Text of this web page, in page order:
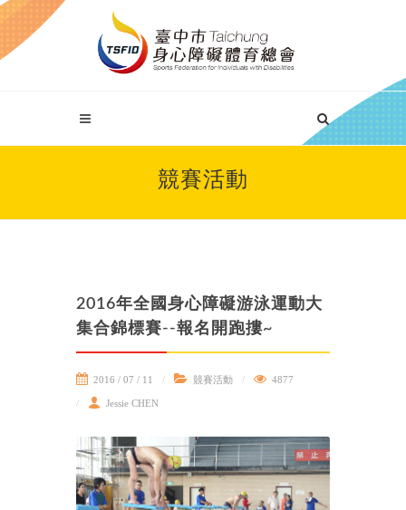
競賽活動
2016年全國身心障礙游泳運動大
集合錦標賽--報名開跑摟~
2016 / 07 / 11 競賽活動 4877
Jessie CHEN